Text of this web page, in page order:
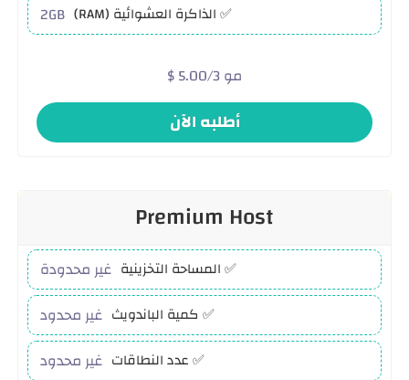
2GB ✅ الذاكرة العشوائية (RAM)
$ 5.00/3 مو
أطلبه الآن
Premium Host
غير محدودة ✅ المساحة التخزينية
غير محدود ✅ كمية الباندويث
غير محدود ✅ عدد النطاقات